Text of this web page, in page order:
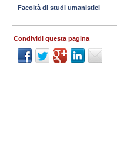
Facoltà di studi umanistici
Condividi questa pagina